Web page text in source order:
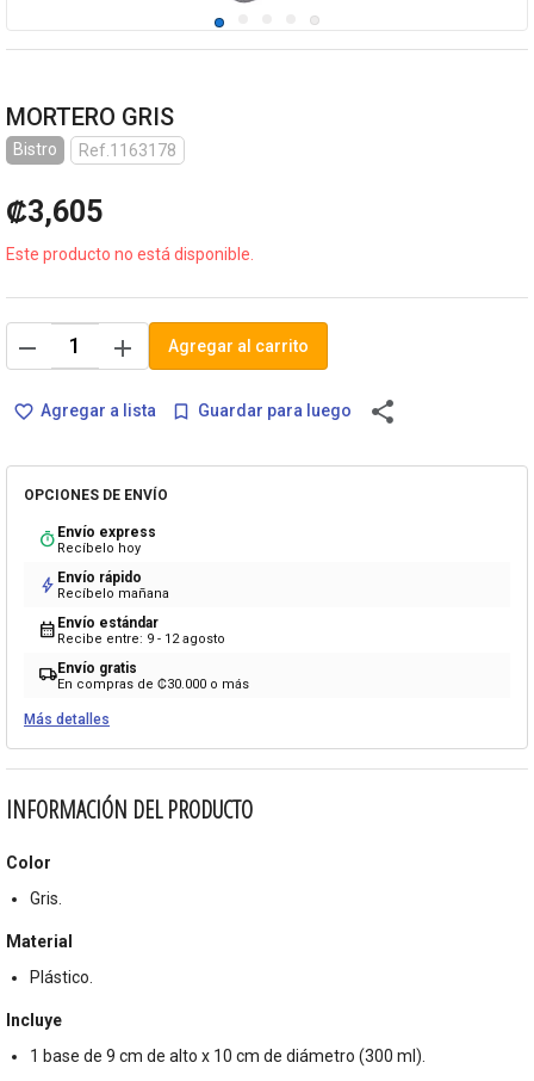
MORTERO GRIS
Bistro Ref.1163178
₡3,605
Este producto no está disponible.
remove add Agregar al carrito
favorite_border Agregar a lista bookmark_border Guardar para luego share
OPCIONES DE ENVÍO
timer Envío express
Recíbelo hoy
bolt Envío rápido
Recíbelo mañana
calendar_month Envío estándar
Recibe entre: 9 - 12 agosto
local_shippingEnvío gratis
En compras de ₡30.000 o más
Más detalles
INFORMACIÓN DEL PRODUCTO
Color
Gris.
Material
Plástico.
Incluye
1 base de 9 cm de alto x 10 cm de diámetro (300 ml).